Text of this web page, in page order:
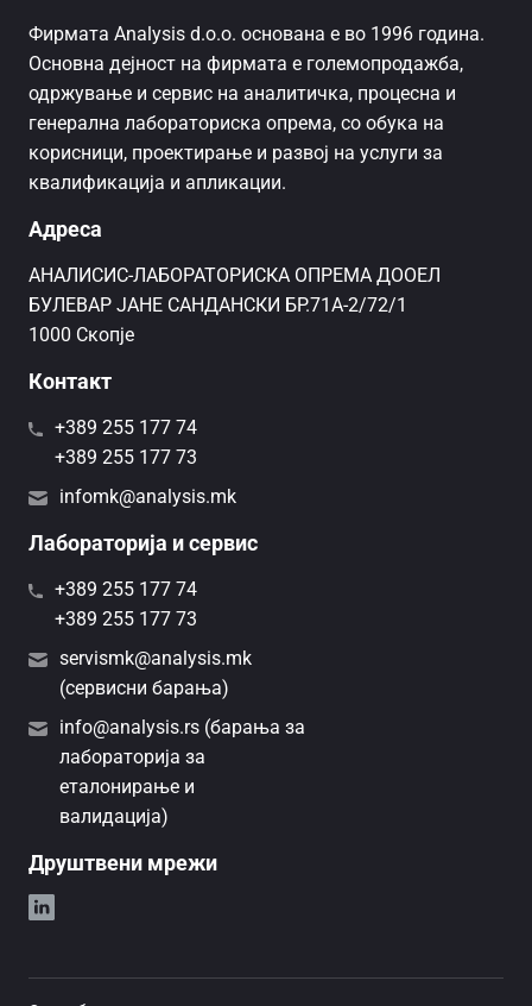
Фирмата Analysis d.o.o. основана е во 1996 година.
Основна дејност на фирмата е големопродажба,
одржување и сервис на аналитичка, процесна и
генерална лабораториска опрема, со обука на
корисници, проектирање и развој на услуги за
квалификација и апликации.
Адреса
AНАЛИСИС-ЛАБОРАТОРИСКА ОПРЕМА ДООЕЛ
БУЛЕВАР ЈАНЕ САНДАНСКИ БР.71А-2/72/1
1000 Скопје
Контакт
+389 255 177 74
+389 255 177 73
infomk@analysis.mk
Лабораторија и сервис
+389 255 177 74
+389 255 177 73
servismk@analysis.mk
(сервисни барања)
info@analysis.rs (барања за
лабораторија за
еталонирање и
валидација)
Друштвени мрежи